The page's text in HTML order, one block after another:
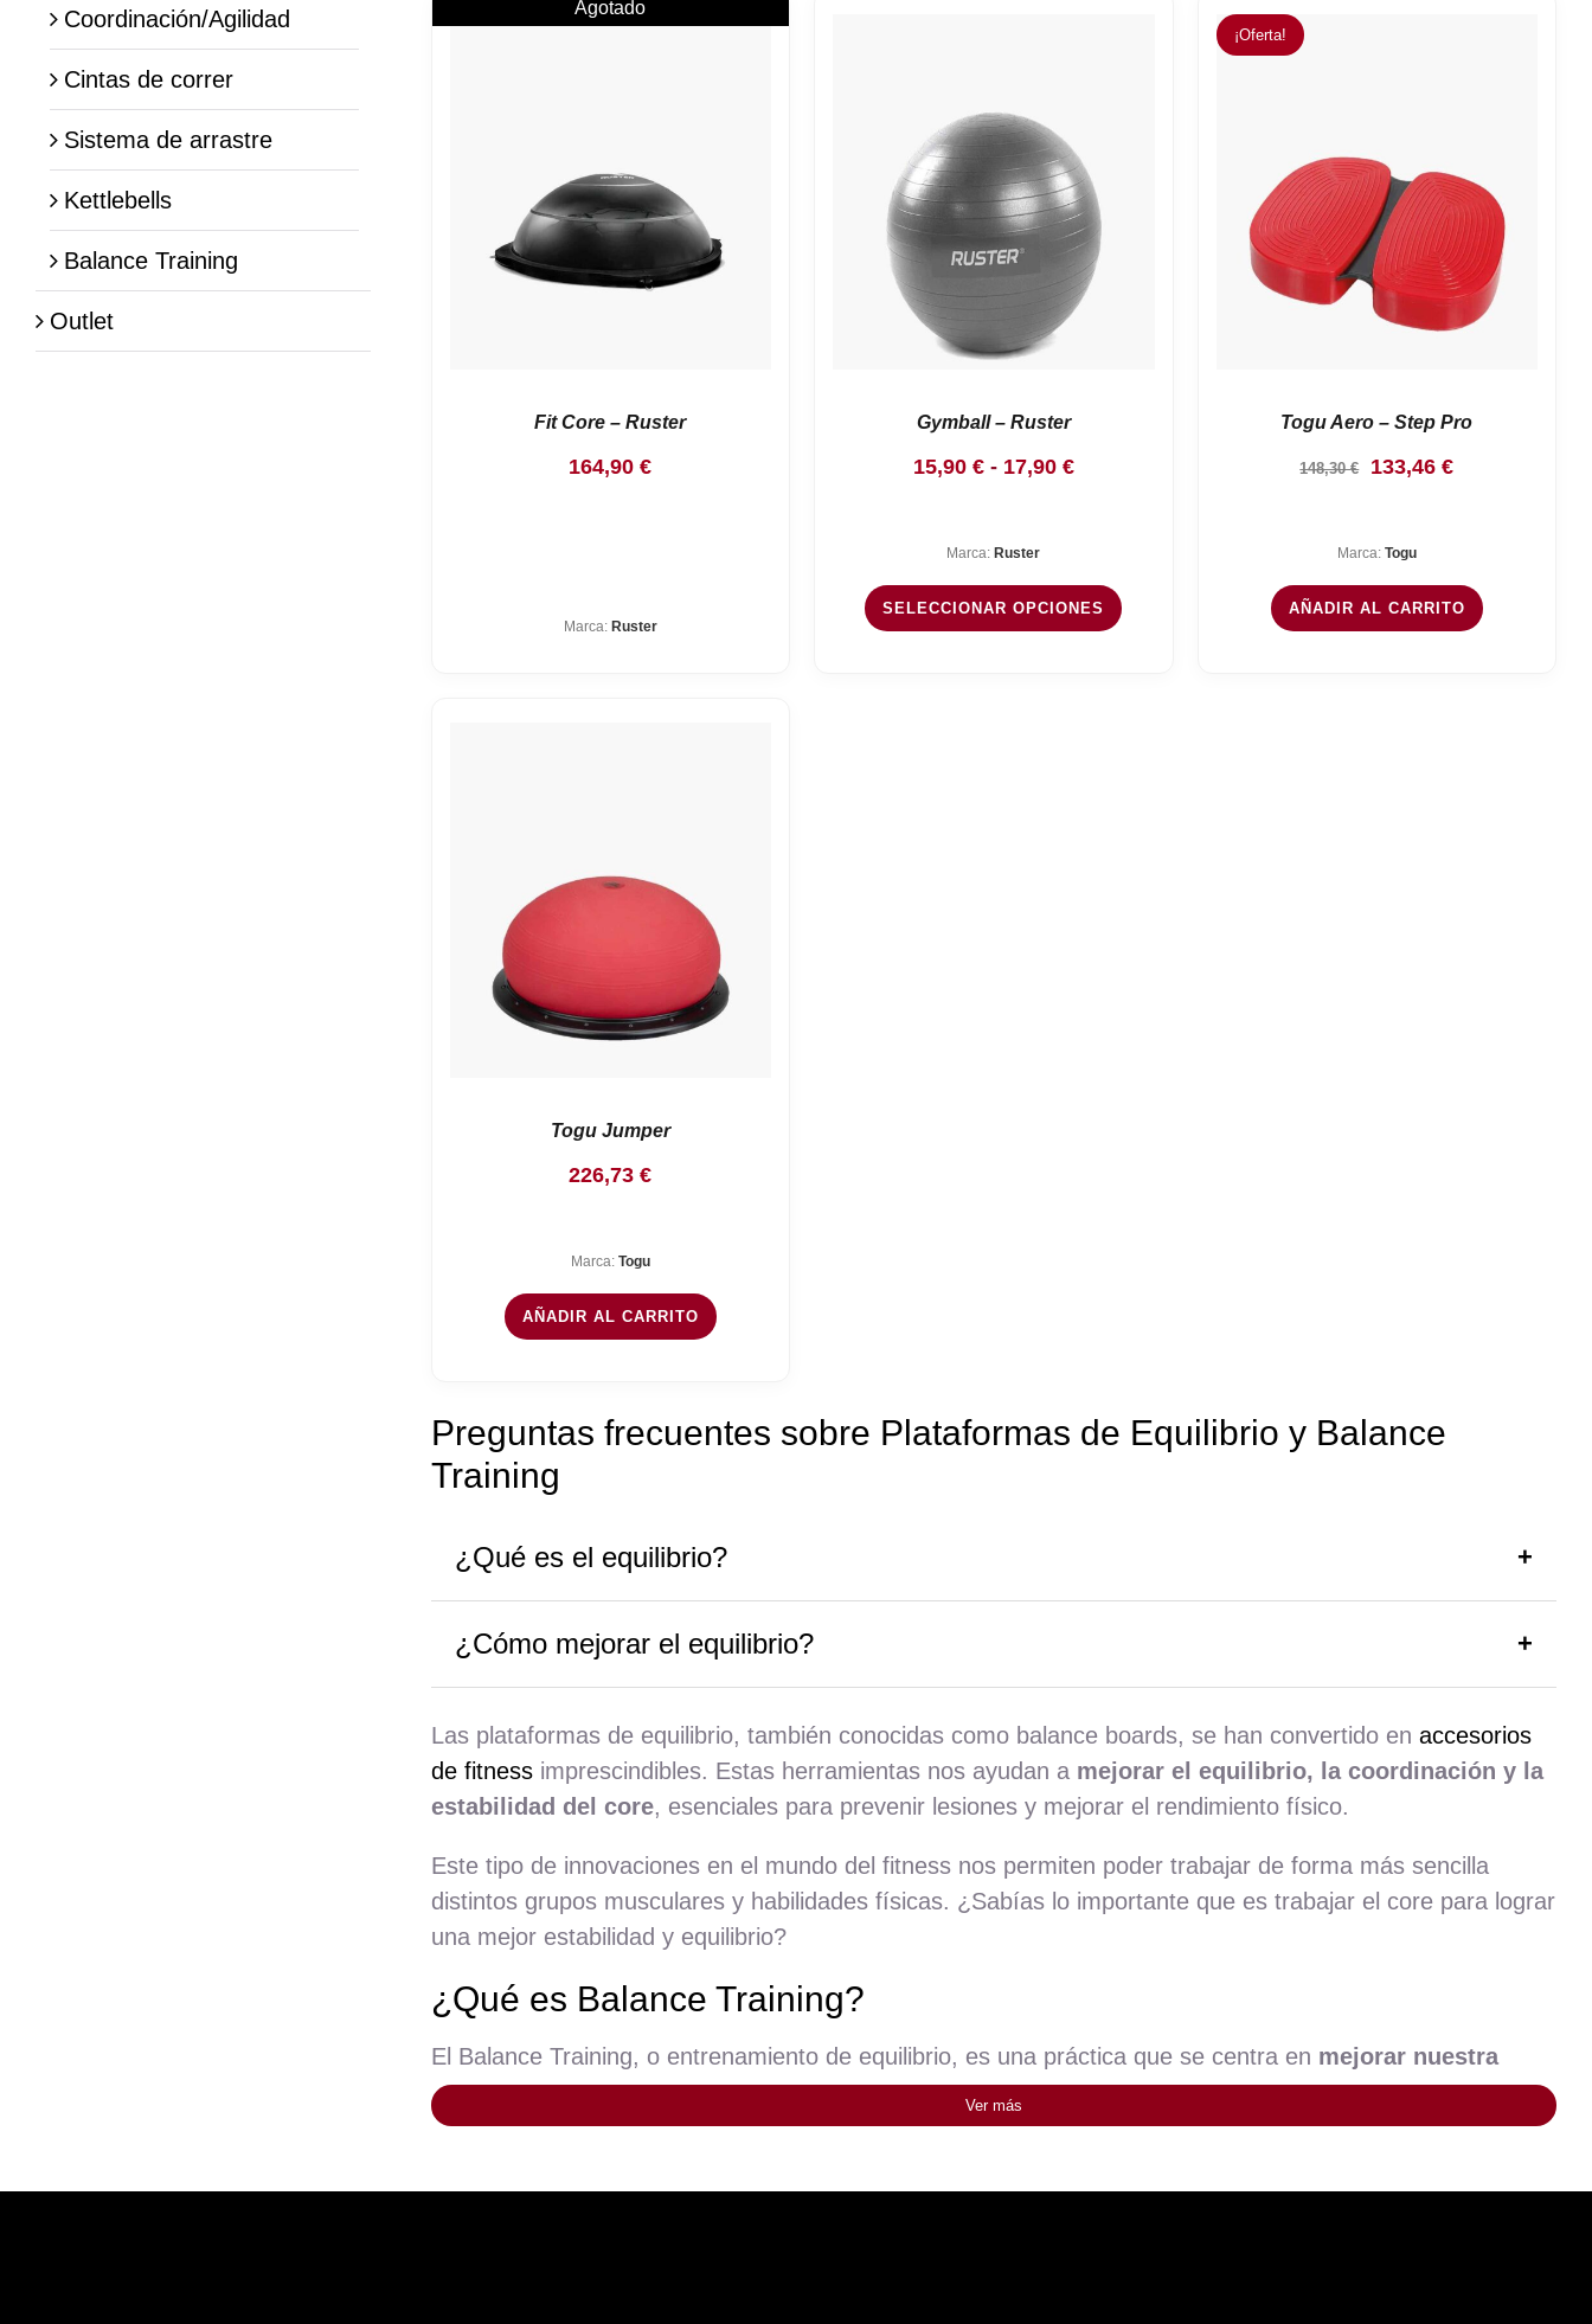
Coordinación/Agilidad
Cintas de correr
Sistema de arrastre
Kettlebells
Balance Training
Outlet
Agotado
Fit Core – Ruster
164,90€
Marca: Ruster
Gymball – Ruster
15,90 € - 17,90 €Rango
15,90 €
hasta
Marca: Ruster
SELECCIONAR OPCIONES
¡Oferta!
Togu Aero – Step Pro
148,30€
El
era:
133,46€El
133,46 €.
Marca: Togu
AÑADIR AL CARRITO
Togu Jumper
226,73€
Marca: Togu
AÑADIR AL CARRITO
Preguntas frecuentes sobre Plataformas de Equilibrio y Balance
Training
¿Qué es el equilibrio?
¿Cómo mejorar el equilibrio?
Las plataformas de equilibrio, también conocidas como balance boards, se han convertido en accesorios
de fitnessimprescindibles. Estas herramientas nos ayudan a mejorar el equilibrio, la coordinación y la
estabilidad del core, esenciales para prevenir lesiones y mejorar el rendimiento físico.
Este tipo de innovaciones en el mundo del fitness nos permiten poder trabajar de forma más sencilla
distintos grupos musculares y habilidades físicas. ¿Sabías lo importante que es trabajar el core para lograr
una mejor estabilidad y equilibrio?
¿Qué es Balance Training?
El Balance Training, o entrenamiento de equilibrio, es una práctica que se centra en mejorar nuestra
estabilidad corporal. Usar herramientas como tablas de equilibrio y plataformas de inestabilidad es
esencial. Estas herramientas nos desafían a mantenernos balanceados, lo cual fortalece nuestros
Ver más